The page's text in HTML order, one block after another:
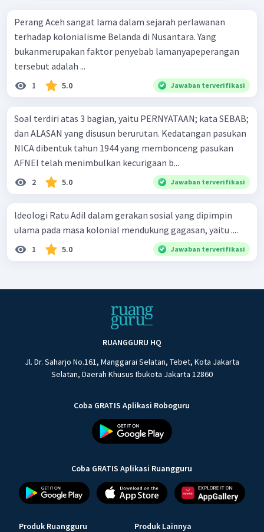
Perang Aceh sangat lama dalam sejarah perlawanan
terhadap kolonialisme Belanda di Nusantara. Yang
bukanmerupakan faktor penyebab lamanyapeperangan
tersebut adalah ...
1 5.0 Jawaban terverifikasi
Soal terdiri atas 3 bagian, yaitu PERNYATAAN; kata SEBAB;
dan ALASAN yang disusun berurutan. Kedatangan pasukan
NICA dibentuk tahun 1944 yang membonceng pasukan
AFNEI telah menimbulkan kecurigaan b...
2 5.0 Jawaban terverifikasi
ldeologi Ratu Adil dalam gerakan sosial yang dipimpin
ulama pada masa kolonial mendukung gagasan, yaitu ....
1 5.0 Jawaban terverifikasi
RUANGGURU HQ
Jl. Dr. Saharjo No.161, Manggarai Selatan, Tebet, Kota Jakarta
Selatan, Daerah Khusus Ibukota Jakarta 12860
Coba GRATIS Aplikasi Roboguru
Coba GRATIS Aplikasi Ruangguru
Produk Ruangguru Produk Lainnya